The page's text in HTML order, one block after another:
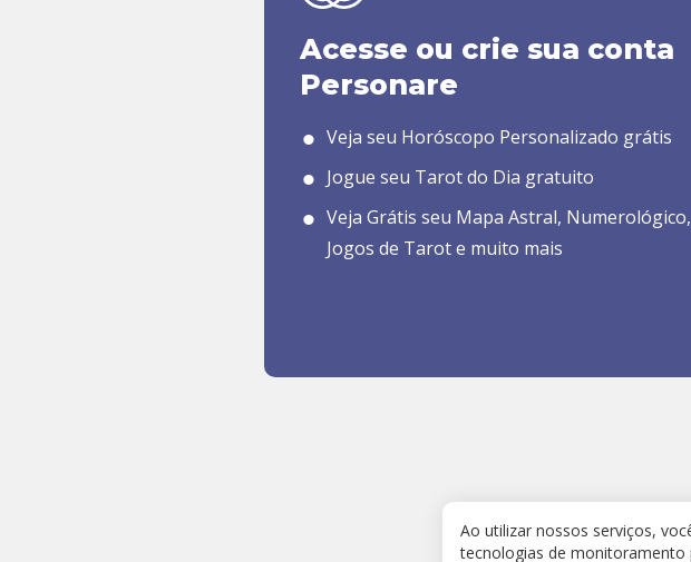
Acesse ou crie sua conta
Personare
Veja seu Horóscopo Personalizado grátis
Jogue seu Tarot do Dia gratuito
Veja Grátis seu Mapa Astral, Numerológico,
Jogos de Tarot e muito mais